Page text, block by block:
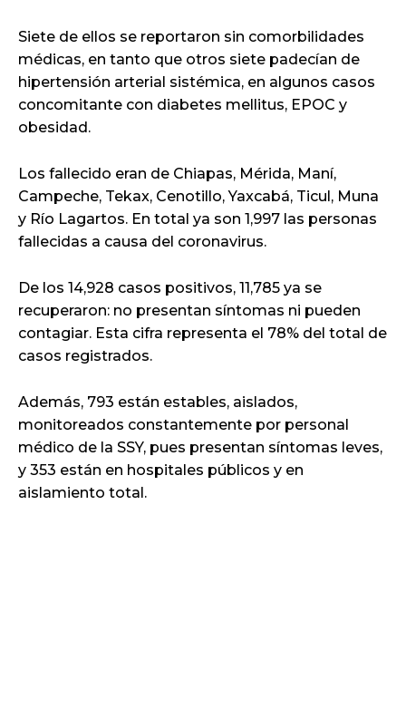
Siete de ellos se reportaron sin comorbilidades
médicas, en tanto que otros siete padecían de
hipertensión arterial sistémica, en algunos casos
concomitante con diabetes mellitus, EPOC y
obesidad.
Los fallecido eran de Chiapas, Mérida, Maní,
Campeche, Tekax, Cenotillo, Yaxcabá, Ticul, Muna
y Río Lagartos. En total ya son 1,997 las personas
fallecidas a causa del coronavirus.
De los 14,928 casos positivos, 11,785 ya se
recuperaron: no presentan síntomas ni pueden
contagiar. Esta cifra representa el 78% del total de
casos registrados.
Además, 793 están estables, aislados,
monitoreados constantemente por personal
médico de la SSY, pues presentan síntomas leves,
y 353 están en hospitales públicos y en
aislamiento total.